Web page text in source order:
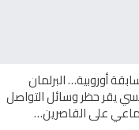
أوروبية… البرلمان
يقر حظر وسائل التواصل
على القاصرين…